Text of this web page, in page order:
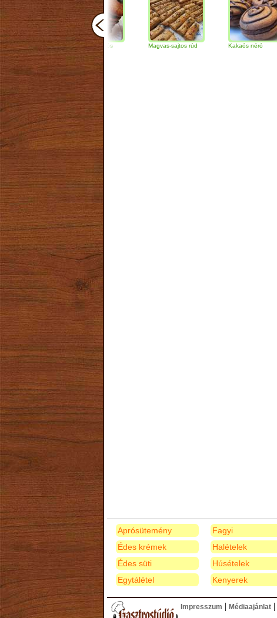
Csokoládés-diós
szendvics
Magvas-sajtos rúd Kakaós néró
Aprósütemény
Édes krémek
Édes süti
Egytálétel
Fagyi
Halételek
Húsételek
Kenyerek
Impresszum | Médiaajánlat|